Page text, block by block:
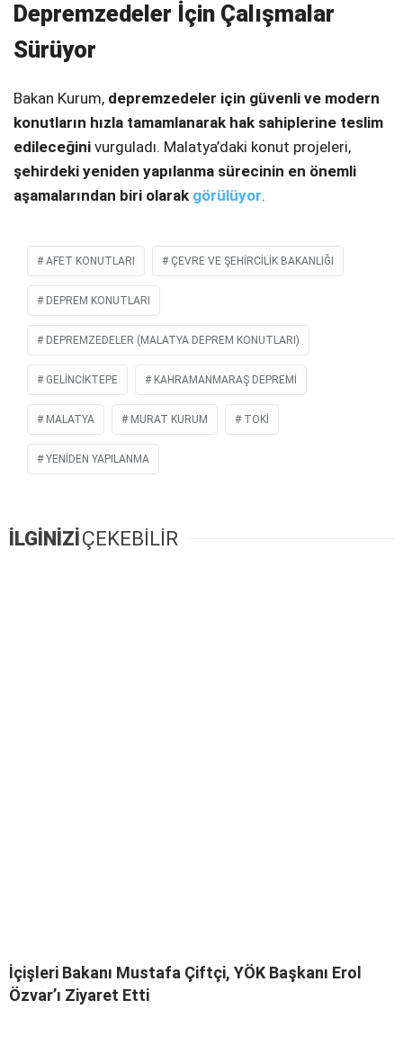
Depremzedeler İçin Çalışmalar
Sürüyor
Bakan Kurum, depremzedeler için güvenli ve modern
konutların hızla tamamlanarak hak sahiplerine teslim
edileceğini vurguladı. Malatya’daki konut projeleri,
şehirdeki yeniden yapılanma sürecinin en önemli
aşamalarından biri olarak görülüyor.
AFET KONUTLARI ÇEVRE VE ŞEHIRCILIK BAKANLIĞI
DEPREM KONUTLARI
DEPREMZEDELER (MALATYA DEPREM KONUTLARI)
GELINCIKTEPE KAHRAMANMARAŞ DEPREMI
MALATYA MURAT KURUM TOKİ
YENIDEN YAPILANMA
İLGİNİZİÇEKEBİLİR
İçişleri Bakanı Mustafa Çiftçi, YÖK Başkanı Erol
Özvar’ı Ziyaret Etti